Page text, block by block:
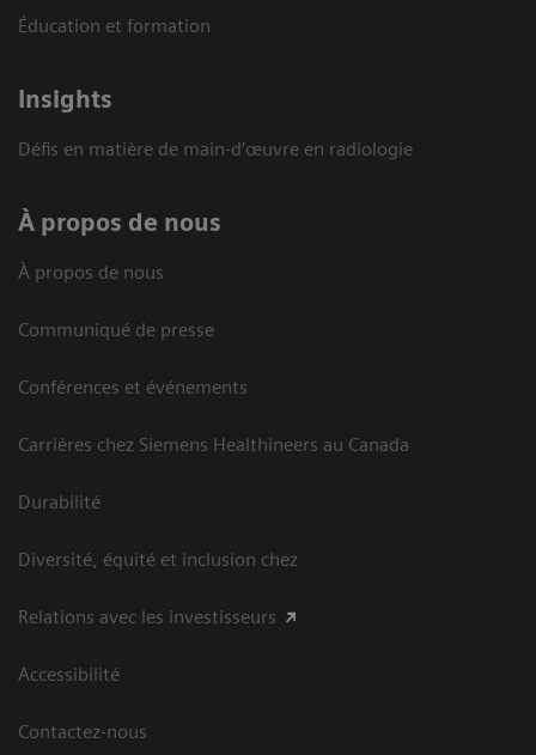
Éducation et formation
Insights
Défis en matière de main-d’œuvre en radiologie
À propos de nous
À propos de nous
Communiqué de presse
Conférences et événements
Carrières chez Siemens Healthineers au Canada
Durabilité
Diversité, équité et inclusion chez
Relations avec les investisseurs
Accessibilité
Contactez-nous